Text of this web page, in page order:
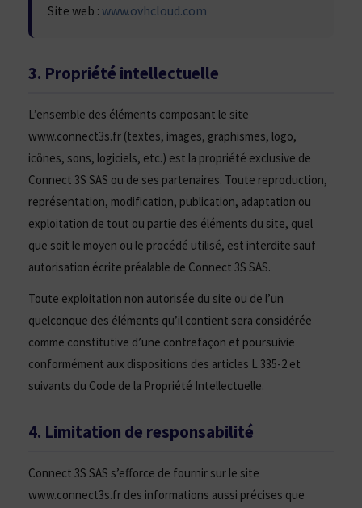
Site web : www.ovhcloud.com
3. Propriété intellectuelle
L’ensemble des éléments composant le site
www.connect3s.fr (textes, images, graphismes, logo,
icônes, sons, logiciels, etc.) est la propriété exclusive de
Connect 3S SAS ou de ses partenaires. Toute reproduction,
représentation, modification, publication, adaptation ou
exploitation de tout ou partie des éléments du site, quel
que soit le moyen ou le procédé utilisé, est interdite sauf
autorisation écrite préalable de Connect 3S SAS.
Toute exploitation non autorisée du site ou de l’un
quelconque des éléments qu’il contient sera considérée
comme constitutive d’une contrefaçon et poursuivie
conformément aux dispositions des articles L.335-2 et
suivants du Code de la Propriété Intellectuelle.
4. Limitation de responsabilité
Connect 3S SAS s’efforce de fournir sur le site
www.connect3s.fr des informations aussi précises que